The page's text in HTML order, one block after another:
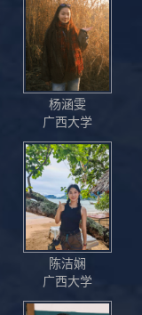
杨涵雯
广西大学
陈洁娴
广西大学